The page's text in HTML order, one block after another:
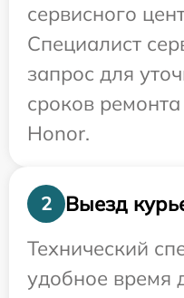
сервисного
Специалист
запрос для
сроков
Honor.
2
Выезд
Технический
удобное время